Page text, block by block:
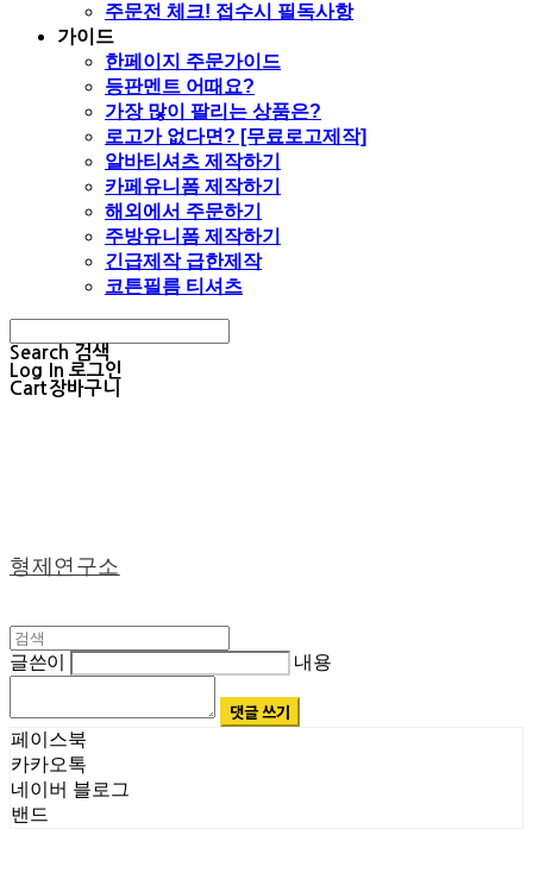
주문전 체크! 접수시 필독사항
가이드
한페이지 주문가이드
등판멘트 어때요?
가장 많이 팔리는 상품은?
로고가 없다면? [무료로고제작]
알바티셔츠 제작하기
카페유니폼 제작하기
해외에서 주문하기
주방유니폼 제작하기
긴급제작 급한제작
코튼필름 티셔츠
Search 검색
Log In 로그인
Cart장바구니
형제연구소
글쓴이 내용
댓글 쓰기
페이스북
카카오톡
네이버 블로그
밴드